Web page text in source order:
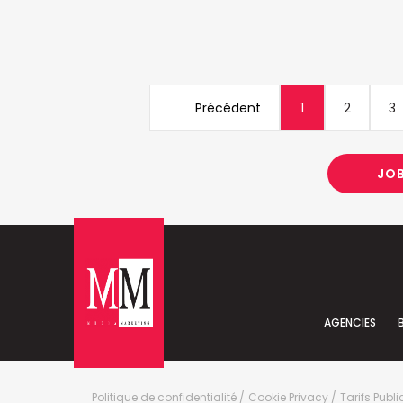
Précédent 1 2 3
AGENCIES
Politique de confidentialité Cookie Privacy Tarifs